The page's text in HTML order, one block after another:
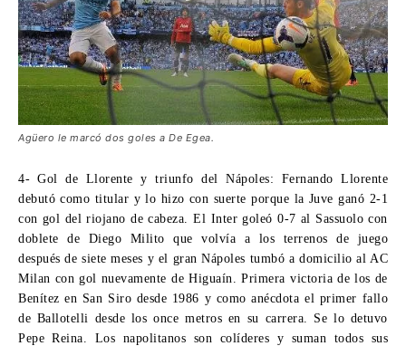
Agüero le marcó dos goles a De Egea.
4- Gol de Llorente y triunfo del Nápoles: Fernando Llorente
debutó como titular y lo hizo con suerte porque la Juve ganó 2-1
con gol del riojano de cabeza. El Inter goleó 0-7 al Sassuolo con
doblete de Diego Milito que volvía a los terrenos de juego
después de siete meses y el gran Nápoles tumbó a domicilio al AC
Milan con gol nuevamente de Higuaín. Primera victoria de los de
Benítez en San Siro desde 1986 y como anécdota el primer fallo
de Ballotelli desde los once metros en su carrera. Se lo detuvo
Pepe Reina. Los napolitanos son colíderes y suman todos sus